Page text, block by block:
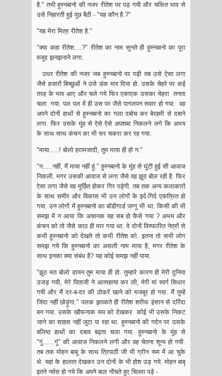
है." तभी हुस्नबानो की नजर रीतेश पर पड़ गयी और चकित भाव से
उसे निहारती हुई पूछ बैठी - "यह कौन है.?"
"यह मेरा मित्र रीतेश है."
"क्या कहा रीतेश....?" रीतेश का नाम सुनते ही हुस्नबानो का पूरा
वजूद झनझनाने लगा.
उधर रीतेश की नजर जब हुस्नबानो पर पड़ी तब उसे ऐसा लगा
जैसे हजारों बिच्छुओं ने उसे डंक मार दिया हो. उसके चेहरे पर कई
तरह के भाव आए और चले गये फिर एकाएक उसका चेहरा तनता
चला गया. पल पल में ही उस पर जैसे पागलपन सवार हो गया. वह
अपने दोनों हाथों से हुस्नबानो का गला दबोच कर बेरहमी से दबाने
लगा. फिर उसके मुंह से ऐसे ऐसे अपशब्द निकलने लगे कि अभय
के साथ साथ कंचन का भी सर चकरा कर रह गया.
"माया.....! बोलो हरामजादी, तुम माया ही हो न."
"न.....नहीं, मैं माया नहीं हूं." हुस्नबानो के मुंह से घूंटी हुई सी आवाज
निकली. मगर उसकी आवाज से लगा जैसे वह झूठ बोल रही है. फिर
ऐसा लगा जैसे वह मूर्छित होकर गिर पड़ेगी. तब तक अन्य कलाकारों
के साथ समीर और विकास भी उन लोगों के इर्द-गिर्द एकत्रित हो
गया. उन लोगों में हुस्नबानो का बॉडीगार्ड जग्गू भी था. किसी की भी
समझ में न आया कि अचानक यह सब हो कैसे गया ? अभय और
कंचन को तो जैसे काठ ही मार गया था. वे दोनों विस्फारित नेत्रों से
कभी हुस्नबानो को देखते तो कभी रीतेश को. इतना तो सभी लोग
समझ गये कि हुस्नबानो का असली नाम माया है, मगर रीतेश के
साथ इनका क्या संबंध है? यह कोई समझ नहीं पाया.
"झूठ मत बोलो डायन तुम माया ही हो. तुम्हारे कारण ही मेरी दुनिया
उजड़ गयी, मेरे पिताजी ने आत्महत्या कर ली, मेरी मां स्वर्ग सिधार
गयी और मैं दर-ब-दर की ठोकरें खाने को मजबूर हो गया. मैं तुम्हें
जिंदा नहीं छोड़ूंगा." पलक झपकते ही रीतेश शरीफ इंसान से दरिंदा
बन गया. उसके खौफनाक रूप को देखकर कोई भी उसके निकट
जाने का साहस नहीं जुटा पा रहा था. हुस्नबानो की गर्दन पर उसके
बलिष्ठ हाथों का दबाव बढ़ता चला गया. हुस्नबानो के मुंह से
"गूं......गूं" की आवाज निकलने लगी और वह चेतना शून्य हो गयी.
तब तक मोहन बाबू के साथ त्रिपाठी जी भी ग्रीन रूम में आ चुके
थे. यहां के हालात देखकर उन दोनों के भी होश उड़ गये. मोहन बाबू
इतने नर्वस हो गये कि अपने बाल नोंचते हुए चिल्ला पड़े -